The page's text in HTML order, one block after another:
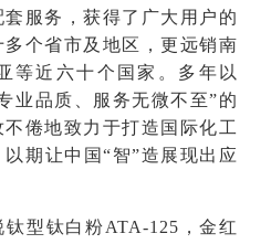
服务，获得了广大用户的
个省市及地区，更远销南
等近六十个国家。多年以
业品质、服务无微不至”的
倦地致力于打造国际化工
期让中国“智”造展现出应
型钛白粉ATA-125，金红